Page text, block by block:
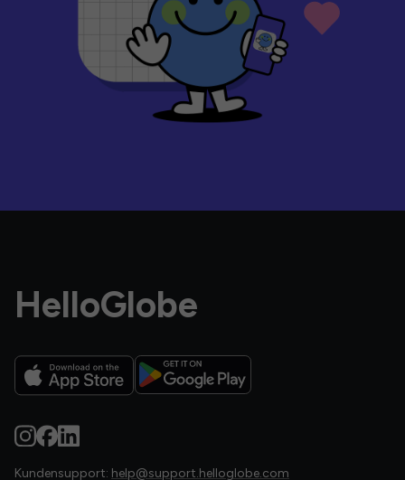
HelloGlobe
Kundensupport: help@support.helloglobe.com